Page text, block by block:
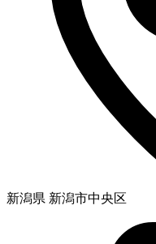
新潟県 新潟市中央区